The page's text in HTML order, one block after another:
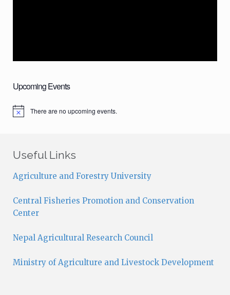
Upcoming Events
N
e
There are no upcoming events.
Useful Links
Agriculture and Forestry University
Central Fisheries Promotion and Conservation
Center
Nepal Agricultural Research Council
Ministry of Agriculture and Livestock Development